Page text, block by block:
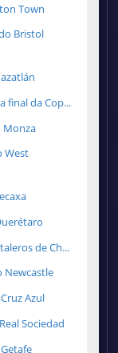
Town
Bristol
final da Cop...
Monza
West
de Ch...
Newcastle
Azul
Sociedad